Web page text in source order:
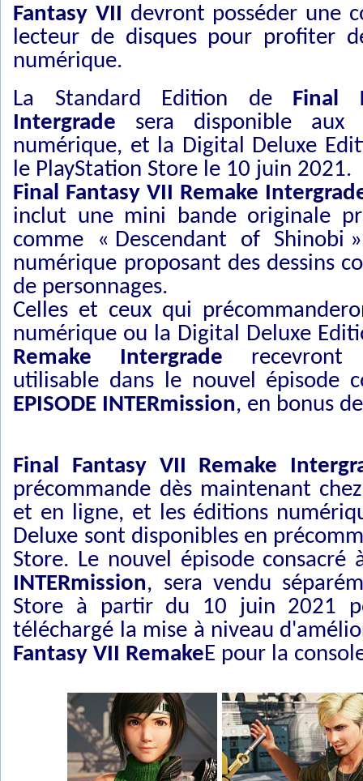
Fantasy VII devront posséder une
lecteur de disques pour profiter
numérique.
La Standard Edition de Final
Intergrade sera disponible aux
numérique, et la Digital Deluxe
le PlayStation Store le 10 juin 2021.
Final Fantasy VII Remake
inclut une mini bande originale
comme « Descendant of Shinobi
numérique proposant des dessins
de personnages.
Celles et ceux qui
numérique ou la Digital Deluxe
Remake Intergrade recevront
utilisable dans le nouvel épisode
EPISODE INTERmission, en bonus
Final Fantasy VII Remake
précommande dès maintenant
et en ligne, et les éditions
Deluxe sont disponibles en
Store. Le nouvel épisode consacré
INTERmission, sera vendu
Store à partir du 10 juin 2021
téléchargé la mise à niveau
Fantasy VII RemakeE pour la